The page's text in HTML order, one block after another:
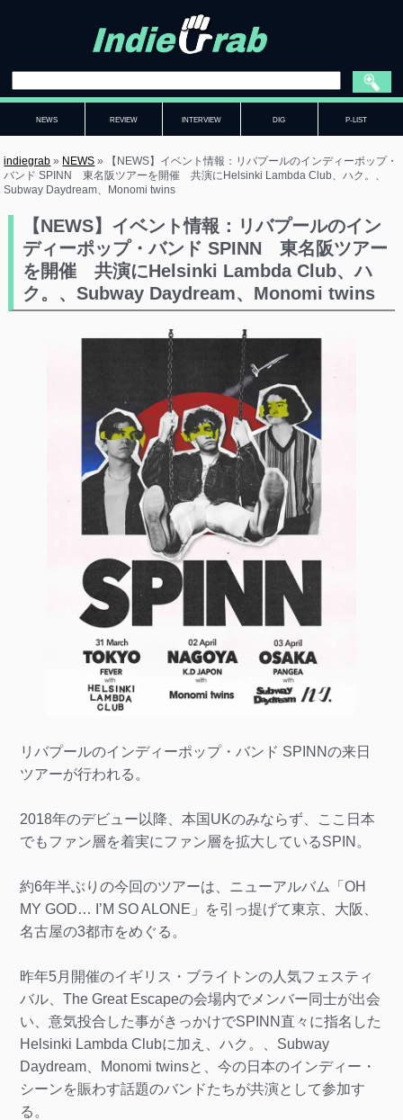
NEWS REVIEW INTERVIEW DIG P-LIST
indiegrab » NEWS »
【NEWS】イベント情報：リバプールのインディーポップ・
バンド SPINN 東名阪ツアーを開催 共演にHelsinki Lambda Club、ハク。、
Subway Daydream、Monomi twins
【NEWS】イベント情報：リバプールのイン
ディーポップ・バンド SPINN 東名阪ツアー
を開催 共演にHelsinki Lambda Club、ハ
ク。、Subway Daydream、Monomi twins
リバプールのインディーポップ・バンド SPINNの来日
ツアーが行われる。
2018年のデビュー以降、本国UKのみならず、ここ日本
でもファン層を着実にファン層を拡大しているSPIN。
約6年半ぶりの今回のツアーは、ニューアルバム「OH
MY GOD… I’M SO ALONE」を引っ提げて東京、大阪、
名古屋の3都市をめぐる。
昨年5月開催のイギリス・ブライトンの人気フェスティ
バル、The Great Escapeの会場内でメンバー同士が出会
い、意気投合した事がきっかけでSPINN直々に指名した
Helsinki Lambda Clubに加え、ハク。、Subway
Daydream、Monomi twinsと、今の日本のインディー・
シーンを賑わす話題のバンドたちが共演として参加す
る。